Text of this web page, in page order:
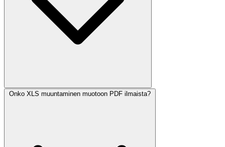
Onko XLS muuntaminen muotoon PDF ilmaista?